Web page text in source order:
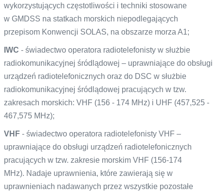
wykorzystujących częstotliwości i techniki stosowane
w GMDSS na statkach morskich niepodlegających
przepisom Konwencji SOLAS, na obszarze morza A1;
IWC - świadectwo operatora radiotelefonisty w służbie
radiokomunikacyjnej śródlądowej – uprawniające do obsługi
urządzeń radiotelefonicznych oraz do DSC w służbie
radiokomunikacyjnej śródlądowej pracujących w tzw.
zakresach morskich: VHF (156 - 174 MHz) i UHF (457,525 -
467,575 MHz);
VHF- świadectwo operatora radiotelefonisty VHF –
uprawniające do obsługi urządzeń radiotelefonicznych
pracujących w tzw. zakresie morskim VHF (156-174
MHz). Nadaje uprawnienia, które zawierają się w
uprawnieniach nadawanych przez wszystkie pozostałe